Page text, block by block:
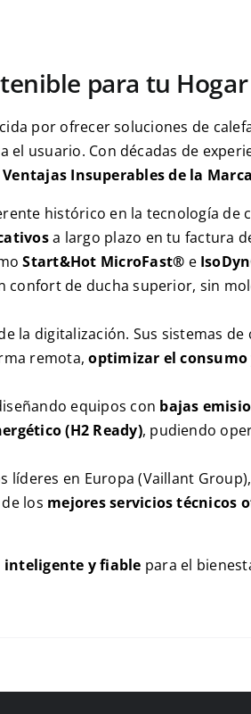
para tu Hogar
por ofrecer soluciones de
el usuario. Con décadas de
Ventajas Insuperables de la
histórico en la tecnología de
a largo plazo en tu factura
Start&Hot MicroFast® e
confort de ducha superior, sin
la digitalización. Sus sistemas
remota,optimizar el consumo
equipos con bajas
(H2 Ready), pudiendo
líderes en Europa (Vaillant
los mejores servicios técnicos
y fiable para el